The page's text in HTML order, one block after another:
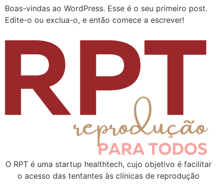
Boas-vindas ao WordPress. Esse é o seu primeiro post.
Edite-o ou exclua-o, e então comece a escrever!
O RPT é uma startup healthtech, cujo objetivo é facilitar
o acesso das tentantes às clínicas de reprodução